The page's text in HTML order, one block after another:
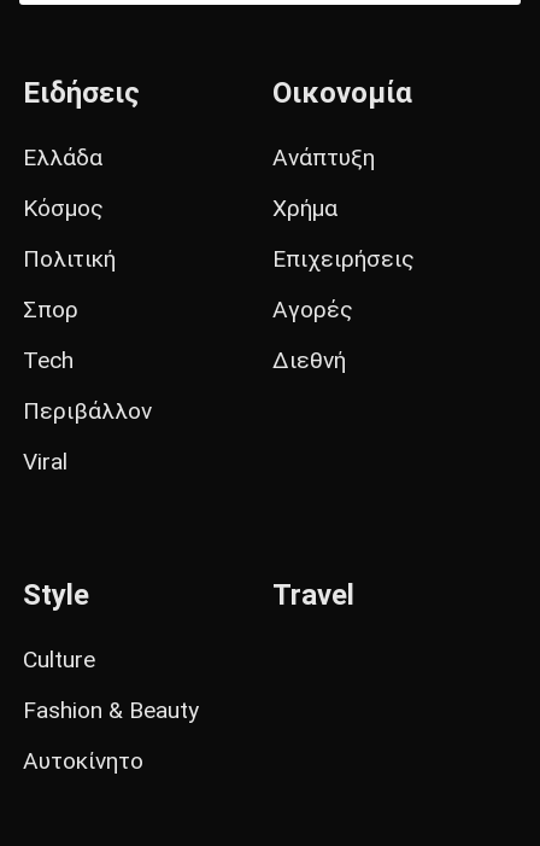
Ειδήσεις
Ελλάδα
Κόσμος
Πολιτική
Σπορ
Tech
Περιβάλλον
Viral
Οικονομία
Ανάπτυξη
Χρήμα
Επιχειρήσεις
Αγορές
Διεθνή
Style
Culture
Fashion & Beauty
Αυτοκίνητο
Travel